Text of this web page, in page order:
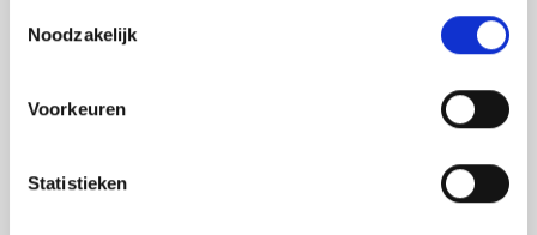
Noodzakelijk
Voorkeuren
Statistieken